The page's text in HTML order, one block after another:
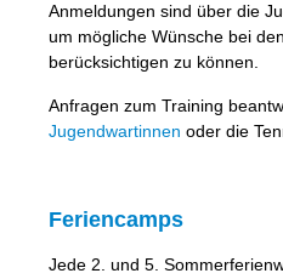
Anmeldungen sind über die
um mögliche Wünsche bei
berücksichtigen zu können.
Anfragen zum Training
Jugendwartinnen oder die
Feriencamps
Jede 2. und 5.